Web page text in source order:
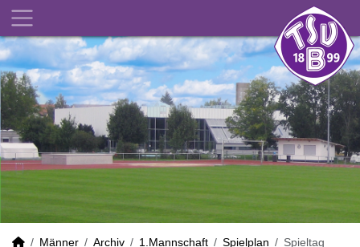
Männer Archiv 1.Mannschaft Spielplan Spieltag